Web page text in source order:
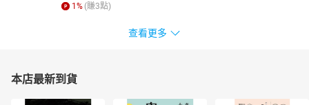
1 % (賺3點)
查看更多
本店最新到貨